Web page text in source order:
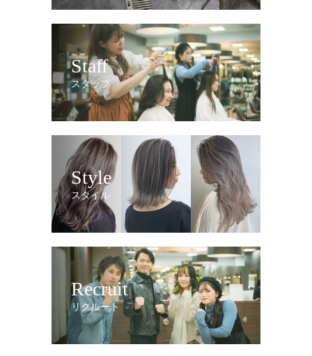
Staff
スタッフ
Style
スタイル
Recruit
リクルート